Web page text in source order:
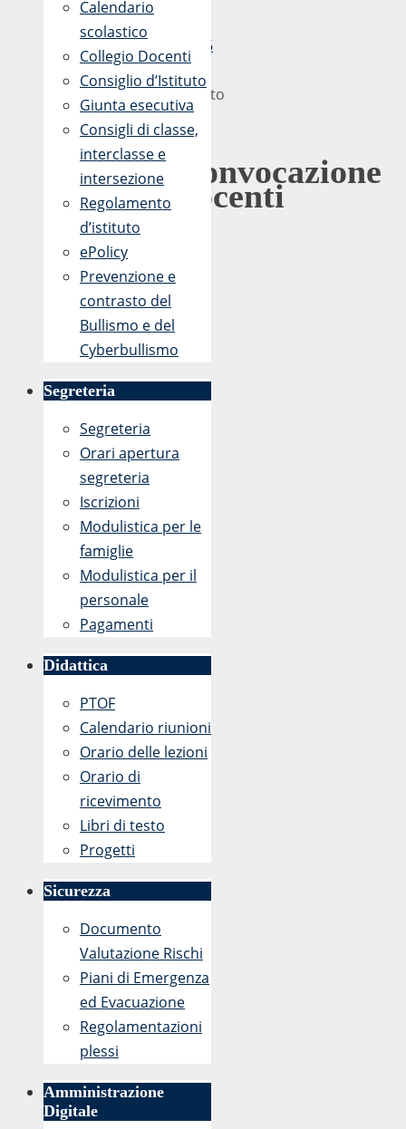
10:06
22
Agosto
2018
Convocazione
docenti
Calendario
scolastico
Collegio Docenti
Consiglio d’Istituto
Giunta esecutiva
Consigli di classe,
interclasse e
intersezione
Regolamento
d’istituto
ePolicy
Prevenzione e
contrasto del
Bullismo e del
Cyberbullismo
Segreteria
Segreteria
Orari apertura
segreteria
Iscrizioni
Modulistica per le
famiglie
Modulistica per il
personale
Pagamenti
Didattica
PTOF
Calendario riunioni
Orario delle lezioni
Orario di
ricevimento
Libri di testo
Progetti
Sicurezza
Documento
Valutazione Rischi
Piani di Emergenza
ed Evacuazione
Regolamentazioni
plessi
Amministrazione
Digitale